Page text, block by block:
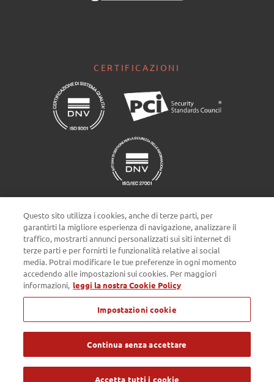
CERTIFICAZIONI
Impostazioni cookie
Privacy policy Cookie Policy
Passepartout s.p.a. - Società a socio unico - c/o SM HUB - Via
Consiglio dei Sessanta 99, 47891 Dogana Repubblica di San Marino
- Tel. 0549 978011 - Numero Verde 800 414243 - Codice Operatore
Economico SM03473 - Iscrizione Registro Società n° 6210 del 6
agosto 2010 - Iscrizione Registro delle attività e-commerce n° 55 -
Capitale Sociale € 4.800.000 i.v. - Tutti i diritti riservati
Questo sito utilizza i cookies, anche di terze parti, per
garantirti la migliore esperienza di navigazione, analizzare il
traffico, mostrarti annunci personalizzati sui siti internet di
terze parti e per fornirti le funzionalità relative ai social
media. Potrai modificare le tue preferenze in ogni momento
accedendo alle impostazioni sui cookies. Per maggiori
informazioni, leggi la nostra Cookie Policy
Impostazioni cookie
Continua senza accettare
Accetta tutti i cookie